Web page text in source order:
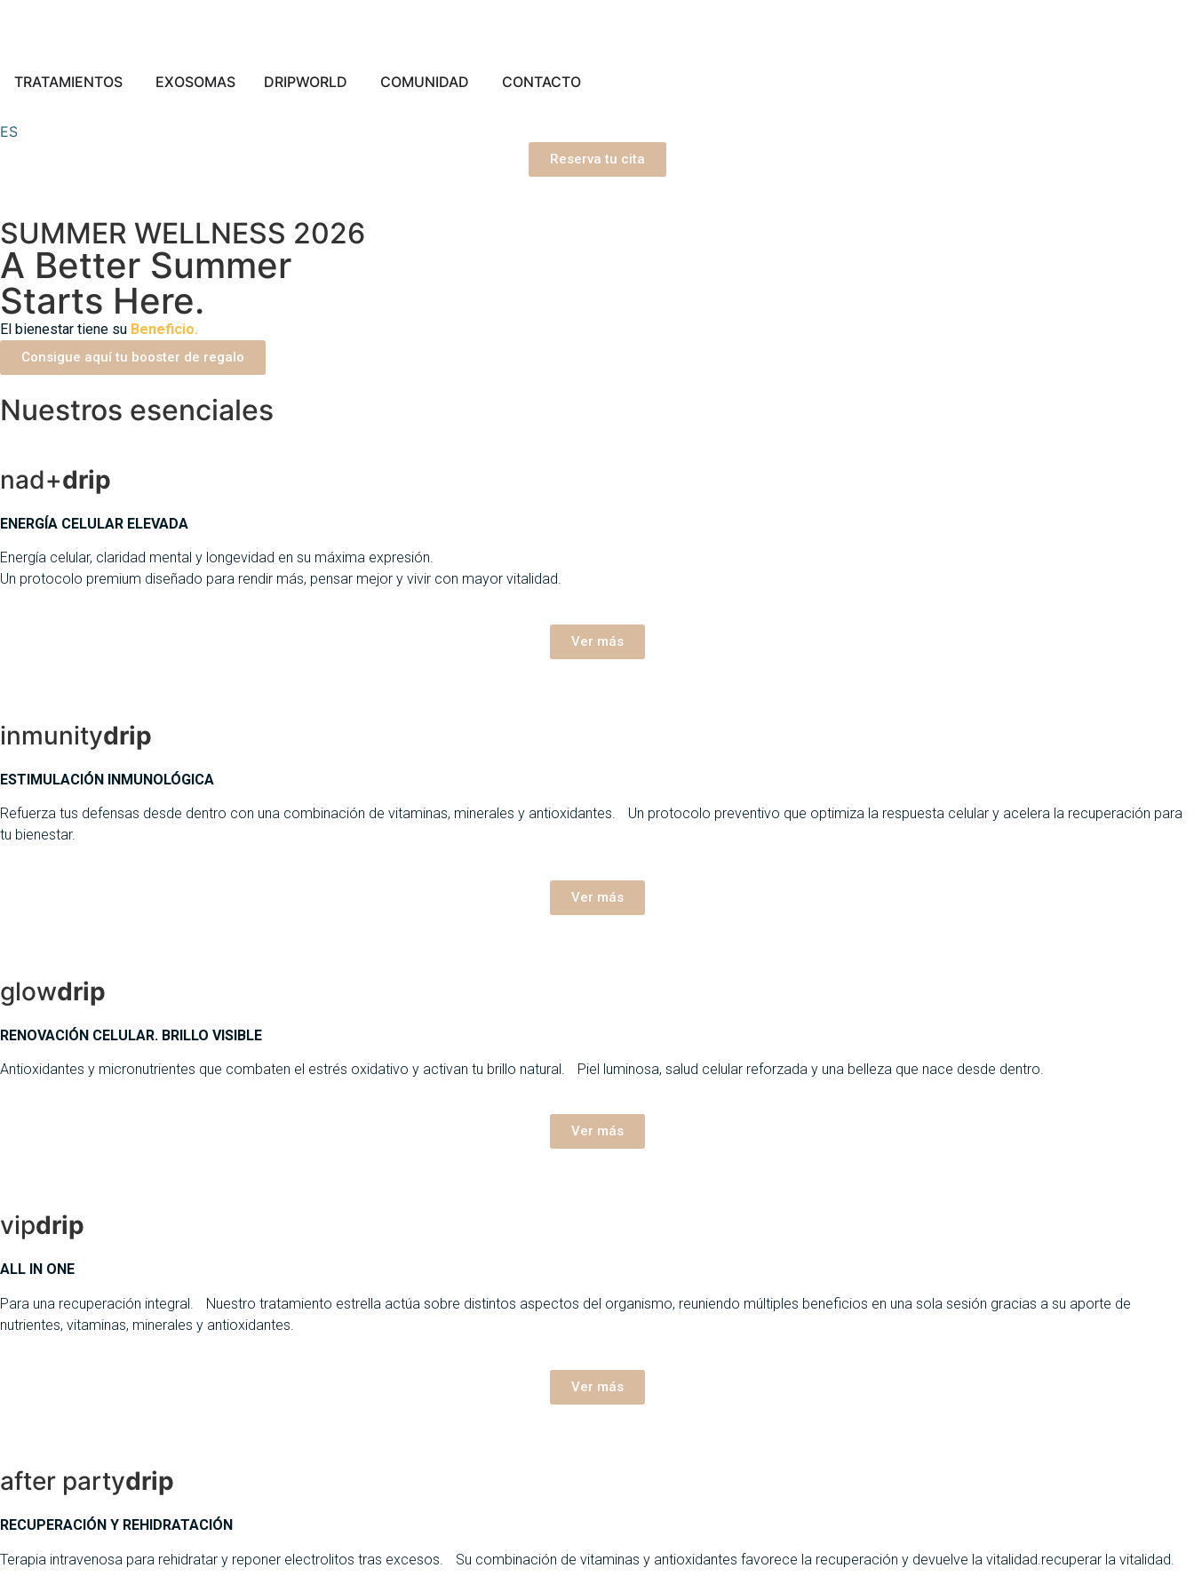
TRATAMIENTOS EXOSOMAS DRIPWORLD COMUNIDAD CONTACTO
ES
Reserva tu cita
SUMMER WELLNESS 2026
A Better Summer
Starts Here.
El bienestar tiene su Beneficio.
Consigue aquí tu booster de regalo
Nuestros esenciales
nad+drip
ENERGÍA CELULAR ELEVADA
Energía celular, claridad mental y longevidad en su máxima expresión.
Un protocolo premium diseñado para rendir más, pensar mejor y vivir con mayor vitalidad.
Ver más
inmunitydrip
ESTIMULACIÓN INMUNOLÓGICA
Refuerza tus defensas desde dentro con una combinación de vitaminas, minerales y antioxidantes. Un protocolo preventivo que optimiza la respuesta celular y acelera la recuperación para
tu bienestar.
Ver más
glowdrip
RENOVACIÓN CELULAR. BRILLO VISIBLE
Antioxidantes y micronutrientes que combaten el estrés oxidativo y activan tu brillo natural. Piel luminosa, salud celular reforzada y una belleza que nace desde dentro.
Ver más
vipdrip
ALL IN ONE
Para una recuperación integral. Nuestro tratamiento estrella actúa sobre distintos aspectos del organismo, reuniendo múltiples beneficios en una sola sesión gracias a su aporte de
nutrientes, vitaminas, minerales y antioxidantes.
Ver más
after partydrip
RECUPERACIÓN Y REHIDRATACIÓN
Terapia intravenosa para rehidratar y reponer electrolitos tras excesos. Su combinación de vitaminas y antioxidantes favorece la recuperación y devuelve la vitalidad.recuperar la vitalidad.